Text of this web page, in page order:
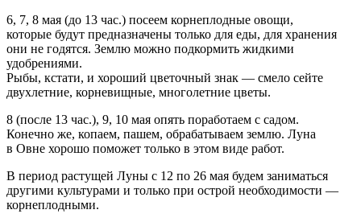
6, 7, 8 мая (до 13 час.) посеем корнеплодные овощи,
которые будут предназначены только для еды, для хранения
они не годятся. Землю можно подкормить жидкими
удобрениями.
Рыбы, кстати, и хороший цветочный знак — смело сейте
двухлетние, корневищные, многолетние цветы.
8 (после 13 час.), 9, 10 мая опять поработаем с садом.
Конечно же, копаем, пашем, обрабатываем землю. Луна
в Овне хорошо поможет только в этом виде работ.
В период растущей Луны с 12 по 26 мая будем заниматься
другими культурами и только при острой необходимости —
корнеплодными.